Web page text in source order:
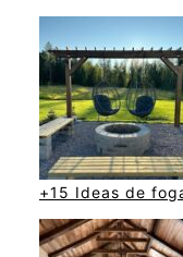
+15 Ideas de